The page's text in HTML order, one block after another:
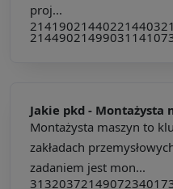
proj...
214190214402214403
214490214990311410
Jakie pkd - Montażysta
Montażysta maszyn to
zakładach
zadaniem jest mon...
313203721490723401